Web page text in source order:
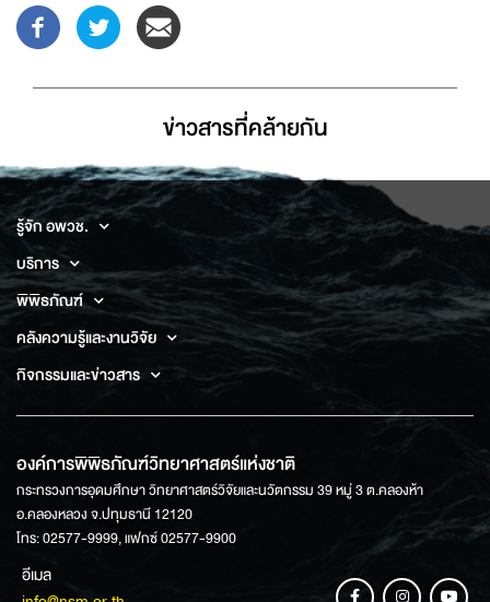
ข่าวสารที่่คล้ายกัน
รู้จัก อพวช.
บริการ
พิพิธภัณฑ์
คลังความรู้และงานวิจัย
กิจกรรมและข่าวสาร
องค์การพิพิธภัณฑ์วิทยาศาสตร์แห่งชาติ
กระทรวงการอุดมศึกษา วิทยาศาสตร์วิจัยและนวัตกรรม 39 หมู่ 3 ต.คลองห้า
อ.คลองหลวง จ.ปทุมธานี 12120
โทร: 02577-9999, แฟกซ์ 02577-9900
อีเมล